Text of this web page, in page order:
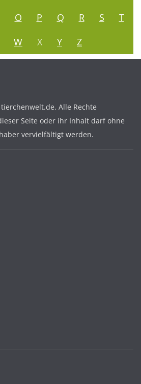
O P Q R S
T
W X Y Z
Alle Rechte
Seite oder ihr Inhalt darf ohne
vervielfältigt werden.